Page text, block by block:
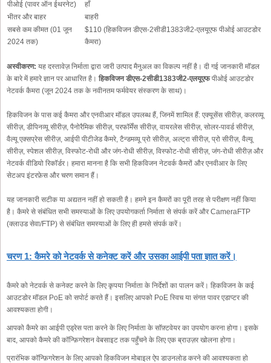
पीओई (पावर ऑन ईथरनेट)
हाँ
भीतर और बाहर
बाहरी
सबसे कम कीमत (01 जून
2024 तक)
$110 (हिकविजन डीएस-2सीडी1383जी2-एलयूएफ पीओई आउटडोर
कैमरा)
अस्वीकरण: यह दस्तावेज़ निर्माता द्वारा जारी उत्पाद मैनुअल का विकल्प नहीं है। दी गई जानकारी मॉडल
के बारे में हमारे ज्ञान पर आधारित है। हिकविजन डीएस-2सीडी1383जी2-एलयूएफपीओई आउटडोर
नेटवर्क कैमरा (जून 2024 तक के नवीनतम फर्मवेयर संस्करण के साथ)।
हिकविजन के पास कई कैमरा और एनवीआर मॉडल उपलब्ध हैं, जिनमें शामिल हैं: एक्यूसेंस सीरीज़, कलरव्यू
सीरीज़, डीपिनव्यू सीरीज़, पैनोरैमिक सीरीज़, परफॉर्मेंस सीरीज़, वायरलेस सीरीज़, सोलर-पावर्ड सीरीज़,
वैल्यू एक्सप्रेस सीरीज़, आईपी पीटीजेड कैमरे, टैन्डमव्यू प्रो सीरीज़, अल्ट्रा सीरीज़, प्रो सीरीज़, वैल्यू
सीरीज़, स्पेशल सीरीज़, विस्फोट-रोधी और जंग-रोधी सीरीज़, विस्फोट-रोधी सीरीज़, जंग-रोधी सीरीज़ और
नेटवर्क वीडियो रिकॉर्डर। हमारा मानना है कि सभी हिकविजन नेटवर्क कैमरों और एनवीआर के लिए
सेटअप इंटरफ़ेस और चरण समान हैं।
यह जानकारी सटीक या अद्यतन नहीं हो सकती है। हमने इन कैमरों का पूरी तरह से परीक्षण नहीं किया
है। कैमरे से संबंधित सभी समस्याओं के लिए उपयोगकर्ता निर्माता से संपर्क करें और CameraFTP
(क्लाउड सेवा/FTP) से संबंधित समस्याओं के लिए ही हमसे संपर्क करें।
चरण 1: कैमरे को नेटवर्क से कनेक्ट करें और उसका आईपी पता ज्ञात करें।
कैमरे को नेटवर्क से कनेक्ट करने के लिए कृपया निर्माता के निर्देशों का पालन करें। हिकविजन के कई
आउटडोर मॉडल PoE को सपोर्ट करते हैं। इसलिए आपको PoE स्विच या संगत पावर एडाप्टर की
आवश्यकता होगी।
आपको कैमरे का आईपी एड्रेस पता करने के लिए निर्माता के सॉफ़्टवेयर का उपयोग करना होगा। इसके
बाद, आपको कैमरे की कॉन्फ़िगरेशन वेबसाइट तक पहुँचने के लिए एक ब्राउज़र खोलना होगा।
प्रारंभिक कॉन्फ़िगरेशन के लिए आपको हिकविजन मोबाइल ऐप डाउनलोड करने की आवश्यकता हो